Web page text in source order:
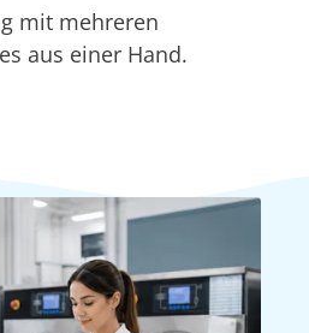
mit mehreren
aus einer Hand.